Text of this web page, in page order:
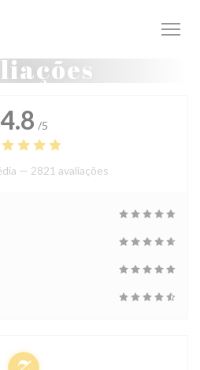
4.8 /5
— 2821 avaliações